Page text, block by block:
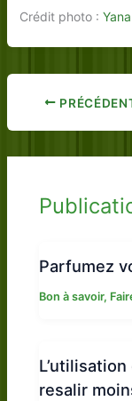
Crédit photo :
Parfumez
Bon à savoir,
resalir